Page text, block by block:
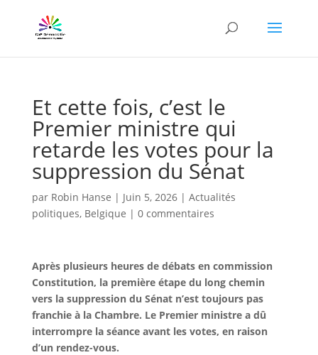
Et cette fois, c’est le
Premier ministre qui
retarde les votes pour la
suppression du Sénat
par Robin Hanse | Juin 5, 2026| Actualités
politiques, Belgique | 0 commentaires
Après plusieurs heures de débats en commission
Constitution, la première étape du long chemin
vers la suppression du Sénat n’est toujours pas
franchie à la Chambre. Le Premier ministre a dû
interrompre la séance avant les votes, en raison
d’un rendez-vous.